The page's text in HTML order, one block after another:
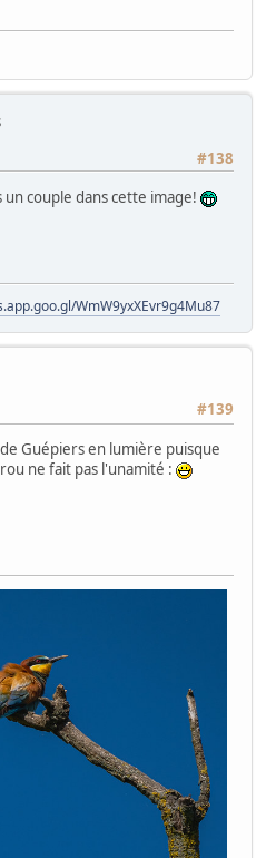
#138
un couple dans cette image!
WmW9yxXEvr9g4Mu87
#139
Guépiers en lumière puisque
ne fait pas l'unamité :